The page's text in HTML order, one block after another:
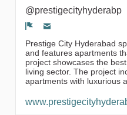
@prestigecityhyderabp
Segnala un
Prestige City Hyderabad
and features apartments
project showcases the
living sector. The project
apartments with luxurious